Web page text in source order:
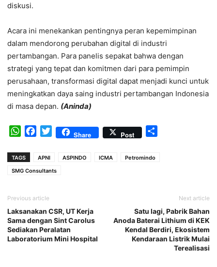
diskusi.
Acara ini menekankan pentingnya peran kepemimpinan
dalam mendorong perubahan digital di industri
pertambangan. Para panelis sepakat bahwa dengan
strategi yang tepat dan komitmen dari para pemimpin
perusahaan, transformasi digital dapat menjadi kunci untuk
meningkatkan daya saing industri pertambangan Indonesia
di masa depan. (Aninda)
WhatsAppFacebook
TwitterShare Post
TAGS APNI ASPINDO ICMA
Petromindo
SMG Consultants
Previous article
Laksanakan CSR, UT Kerja
Sama dengan Sint Carolus
Sediakan Peralatan
Laboratorium Mini Hospital
Next article
Satu lagi, Pabrik Bahan
Anoda Baterai Lithium di KEK
Kendal Berdiri, Ekosistem
Kendaraan Listrik Mulai
Terealisasi